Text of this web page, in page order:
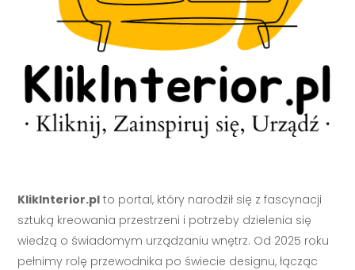
KlikInterior.pl to portal, który narodził się z fascynacji
sztuką kreowania przestrzeni i potrzeby dzielenia się
wiedzą o świadomym urządzaniu wnętrz. Od 2025 roku
pełnimy rolę przewodnika po świecie designu, łącząc